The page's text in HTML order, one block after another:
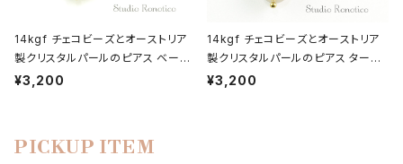
14kgf チェコビーズとオーストリア
製クリスタルパールのピアス ベージ
ュゴールド
¥3,200
14kgf チェコビーズとオーストリア
製クリスタルパールのピアス ターコ
イズメロン
¥3,200
PICKUP ITEM